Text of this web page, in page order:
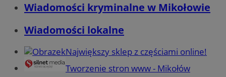
Wiadomości kryminalne w Mikołowie
Wiadomości lokalne
Największy sklep z częściami online!
Tworzenie stron www - Mikołów